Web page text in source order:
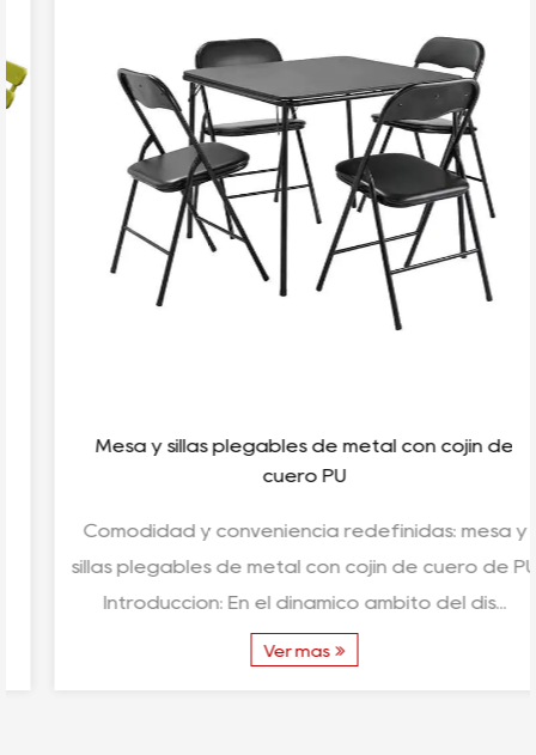
Mesa y sillas plegables de metal con cojín de
cuero PU
Comodidad y conveniencia redefinidas: mesa y
sillas plegables de metal con cojín de cuero de PU
Introducción: En el dinámico ámbito del dis...
Ver más